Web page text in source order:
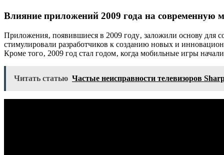
Влияние приложений 2009 года на современную
Приложения‚ появившиеся в 2009 году‚ заложили основу для
стимулировали разработчиков к созданию новых и
Кроме того‚ 2009 год стал годом‚ когда мобильные игры
Читать статью Частые неисправности телевизоров